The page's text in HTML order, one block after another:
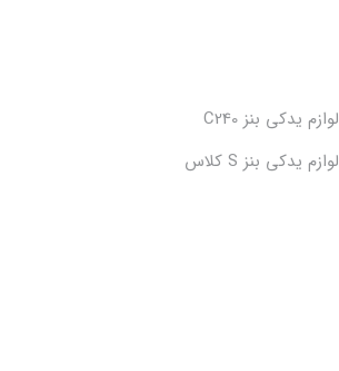
لوازم یدکی بنز C240
لوازم یدکی بنز S کلاس